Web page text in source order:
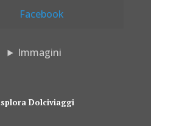
Facebook
Immagini
Dolciviaggi